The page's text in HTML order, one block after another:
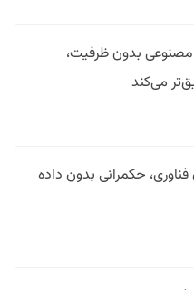
بدون ظرفیت،
می‌کند
حکمرانی بدون داده